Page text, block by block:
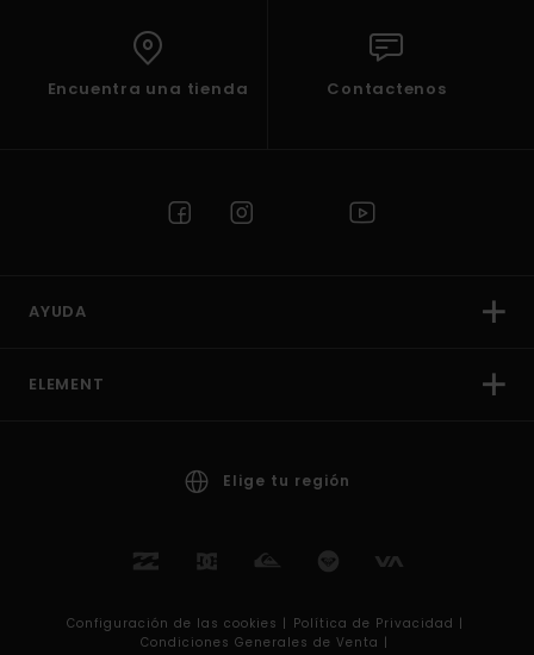
Encuentra una tienda Contactenos
AYUDA
ELEMENT
Elige tu región
Configuración de las cookies | Política de Privacidad |
Condiciones Generales de Venta |